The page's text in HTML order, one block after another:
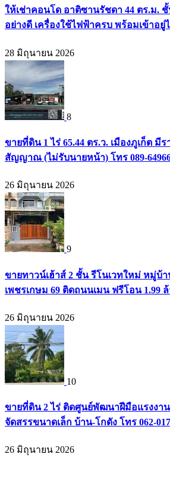
ให้เช่าคอนโด อาติซานรัชดา 44 ตร.ม. ชั้
อย่างดี เครื่องใช้ไฟฟ้าครบ พร้อมเข้าอยู่ไ
28 มิถุนายน 2026
8
ขายที่ดิน 1 ไร่ 65.44 ตร.ว. เมืองภูเก็ต มีร
สัญญาณ (ไม่รับนายหน้า) โทร 089-
26 มิถุนายน 2026
9
ขายทาวน์เฮ้าส์ 2 ชั้น รีโนเวทใหม่ หมู่บ้
เพชรเกษม 69 ติดถนนเมน ฟรีโอน 1.99 ล้
26 มิถุนายน 2026
10
ขายที่ดิน 2 ไร่ ติดศูนย์พัฒนาฝีมือแรงงา
จัดสรรขนาดเล็ก บ้าน-โกดัง โทร 062-
26 มิถุนายน 2026